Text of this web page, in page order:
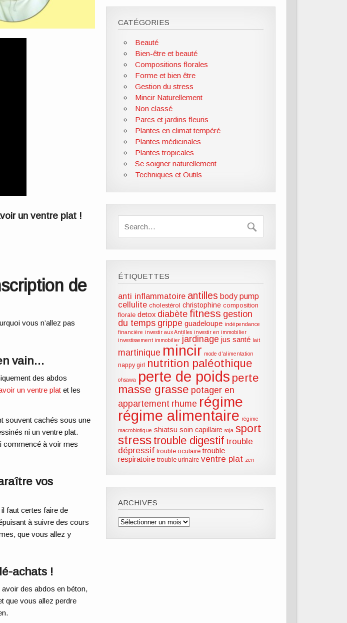
un ventre plat !
de
vous n’allez pas
vain…
des abdos
un ventre plat etles
souvent cachés sous une
ni un ventre plat.
commencé à voir mes
vos
faut certes faire de
à suivre des cours
que vous allez y
achats !
des abdos en béton,
que vous allez perdre
CATÉGORIES
Beauté
Bien-être et beauté
Compositions florales
Forme et bien être
Gestion du stress
Mincir Naturellement
Non classé
Parcs et jardins fleuris
Plantes en climat tempéré
Plantes médicinales
Plantes tropicales
Se soigner naturellement
Techniques et Outils
ÉTIQUETTES
anti inflammatoire antilles body pump
cellulite cholestérol christophine composition
florale detox diabète fitness gestion
du temps grippe guadeloupe indépendance
financière investir aux Antilles investir en immobilier
investissement immobilier jardinage jus santé lait
martinique mincir mode d'alimentation
nappy girl nutrition paléothique
ohsawa perte de poids perte
masse grasse potager en
appartement rhume régime
régime alimentaire régime
macrobiotique shiatsu soin capillaire soja sport
stress trouble digestif trouble
dépressif trouble oculaire trouble
respiratoire trouble urinaire ventre plat zen
ARCHIVES
Archives